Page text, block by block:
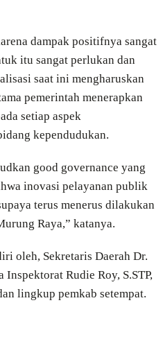
dampak positifnya sangat
itu sangat perlukan dan
saat ini mengharuskan
pemerintah menerapkan
setiap aspek
kependudukan.
good governance yang
inovasi pelayanan publik
terus menerus dilakukan
Raya,” katanya.
oleh, Sekretaris Daerah Dr.
Rudie Roy, S.STP,
lingkup pemkab setempat.